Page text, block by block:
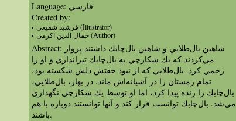
Language: فارسي
Created by:
فرشید شفیعی (Illustrator)
جمال الدین اکرمی (Author)
Abstract: شاهين بال‌طلايي و شاهين بال‌چابك داشتند پرواز
مي‌كردند كه يك شكارچي به بال‌چابك تيراندازي و او را
زخمي كرد. بال‌طلايي كه از نبود جفتش دلش شكسته بود،
تمام زمستان را در آشيانه‌اش ماند. در بهار، بال‌طلايي،
بال‌چابك را زنده پيدا كرد، اما او توسط يك شكارچي نگهداري
مي‌شد. بال‌چابك توانست فرار كند و آنها توانستند دوباره با هم
باشند.